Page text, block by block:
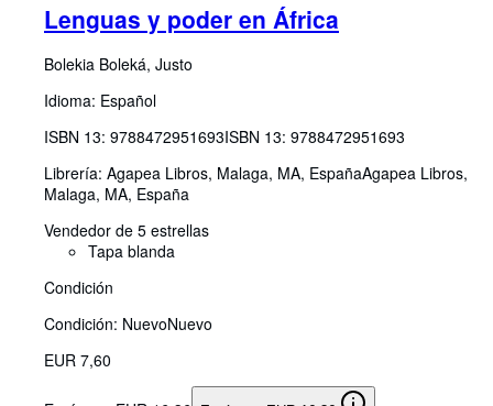
Lenguas y poder en África
Bolekia Boleká, Justo
Idioma: Español
ISBN 13: 9788472951693ISBN 13: 9788472951693
Librería: Agapea Libros, Malaga, MA, EspañaAgapea Libros,
Malaga, MA, España
Vendedor de 5 estrellas
Tapa blanda
Condición
Condición: NuevoNuevo
EUR 7,60